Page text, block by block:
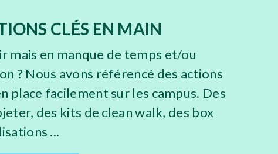
CLÉS EN MAIN
mais en manque de temps et/ou
? Nous avons référencé des actions
place facilement sur les campus. Des
des kits de clean walk, des box
...